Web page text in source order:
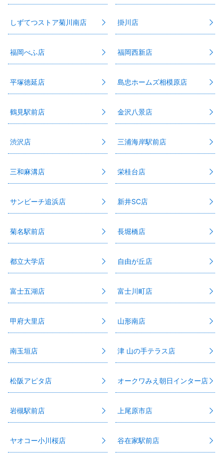
しずてつストア菊川南店 掛川店
福岡べふ店 福岡西新店
平塚徳延店 島忠ホームズ相模原店
鶴見駅前店 金沢八景店
渋沢店 三浦海岸駅前店
三和麻溝店 栄桂台店
サンビーチ追浜店 新井SC店
菊名駅前店 長堀橋店
都立大学店 自由が丘店
富士五湖店 富士川町店
甲府大里店 山形南店
南玉垣店 津 山の手テラス店
松阪アピタ店 オークワみえ朝日インター店
岩槻駅前店 上尾原市店
ヤオコー小川桜店 谷在家駅前店